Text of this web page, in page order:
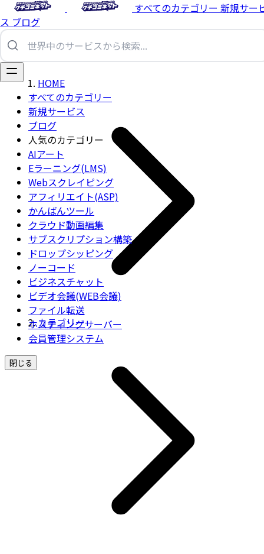
すべてのカテゴリー 新規サー
ス ブログ
すべてのカテゴリー
新規サービス
ブログ
人気のカテゴリー
AIアート
Eラーニング(LMS)
Webスクレイピング
アフィリエイト(ASP)
かんばんツール
クラウド動画編集
サブスクリプション構築
ドロップシッピング
ノーコード
ビジネスチャット
ビデオ会議(WEB会議)
ファイル転送
ホスティングサーバー
会員管理システム
閉じる
HOME
カテゴリー